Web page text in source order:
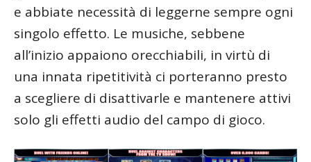
e abbiate necessità di leggerne sempre ogni
singolo effetto. Le musiche, sebbene
all’inizio appaiono orecchiabili, in virtù di
una innata ripetitività ci porteranno presto
a scegliere di disattivarle e mantenere attivi
solo gli effetti audio del campo di gioco.